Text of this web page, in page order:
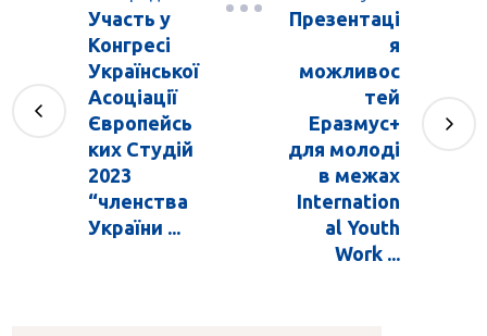
Участь у
Конгресі
Української
Асоціації
Європейсь
ких Студій
2023
“членства
України ...
Презентаці
я
можливос
тей
Еразмус+
для молоді
в межах
Internation
al Youth
Work ...